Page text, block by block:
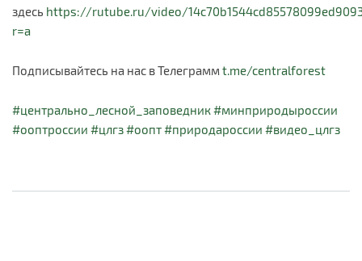
здесь https://rutube.ru/video/
r=a
Подписывайтесь на нас в Телеграмм t.me/centralforest
#центрально_лесной_заповедник#минприродыроссии
#ооптроссии #цлгз#оопт#природароссии #видео_цлгз